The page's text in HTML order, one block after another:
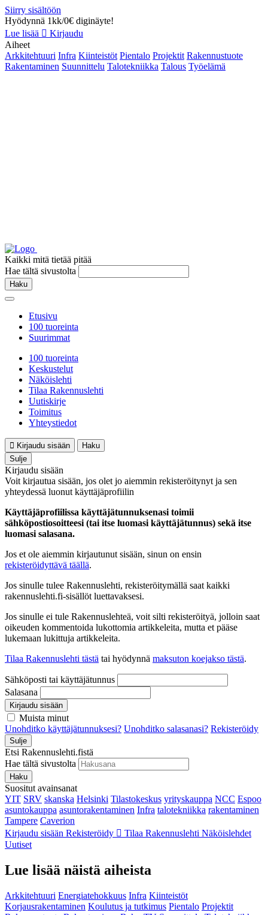
Siirry sisältöön
Hyödynnä 1kk/0€ diginäyte!
Lue lisää
Kirjaudu
Aiheet
Arkkitehtuuri Infra Kiinteistöt Pientalo Projektit Rakennustuote
Rakentaminen Suunnittelu Talotekniikka Talous Työelämä
Kaikki mitä tietää pitää
Hae tältä sivustolta
Haku
Etusivu
100 tuoreinta
Suurimmat
100 tuoreinta
Keskustelut
Näköislehti
Tilaa Rakennuslehti
Uutiskirje
Toimitus
Yhteystiedot
Kirjaudu sisään
Haku
Sulje
Kirjaudu sisään
Voit kirjautua sisään, jos olet jo aiemmin rekisteröitynyt ja sen
yhteydessä luonut käyttäjäprofiilin
Käyttäjäprofiilissa käyttäjätunnuksenasi toimii
sähköpostiosoitteesi (tai itse luomasi käyttäjätunnus) sekä itse
luomasi salasana.
Jos et ole aiemmin kirjautunut sisään, sinun on ensin
rekisteröidyttävä täällä.
Jos sinulle tulee Rakennuslehti, rekisteröitymällä saat kaikki
rakennuslehti.fi-sisällöt luettavaksesi.
Jos sinulle ei tule Rakennuslehteä, voit silti rekisteröityä, jolloin saat
oikeuden kommentoida lukottomia artikkeleita, mutta et pääse
lukemaan lukittuja artikkeleita.
Tilaa Rakennuslehti tästä tai hyödynnä maksuton koejakso tästä.
Sähköposti tai käyttäjätunnus
Salasana
Kirjaudu sisään
Muista minut
Unohditko käyttäjätunnuksesi? Unohditko salasanasi? Rekisteröidy
Sulje
Etsi Rakennuslehti.fistä
Hae tältä sivustolta
Haku
Suositut avainsanat
YIT SRV skanska Helsinki Tilastokeskus yrityskauppa NCC Espoo
asuntokauppa asuntorakentaminen Infra talotekniikka rakentaminen
Tampere Caverion
Kirjaudu sisään Rekisteröidy Tilaa Rakennuslehti Näköislehdet
Uutiset
Lue lisää näistä aiheista
Arkkitehtuuri Energiatehokkuus Infra Kiinteistöt
Korjausrakentaminen Koulutus ja tutkimus Pientalo Projektit